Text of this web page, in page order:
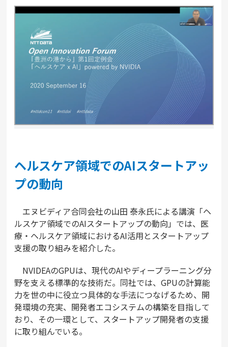
ヘルスケア領域でのAIスタートアッ
プの動向
エヌビディア合同会社の山田 泰永氏による講演「ヘ
ルスケア領域でのAIスタートアップの動向」では、医
療・ヘルスケア領域におけるAI活用とスタートアップ
支援の取り組みを紹介した。
NVIDEAのGPUは、現代のAIやディープラーニング分
野を支える標準的な技術だ。同社では、GPUの計算能
力を世の中に役立つ具体的な手法につなげるため、開
発環境の充実、開発者エコシステムの構築を目指して
おり、その一環として、スタートアップ開発者の支援
に取り組んでいる。